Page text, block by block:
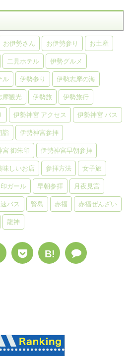
お伊勢さん お伊勢参り お土産
二見ホテル 伊勢グルメ
ル 伊勢参り 伊勢志摩の海
摩観光 伊勢旅 伊勢旅行
伊勢神宮 アクセス 伊勢神宮 バス
詣 伊勢神宮参拝
宮 御朱印 伊勢神宮早朝参拝
味しいお店 参拝方法 女子旅
ガール 早朝参拝 月夜見宮
バス 賢島 赤福 赤福ぜんざい
龍神
B!